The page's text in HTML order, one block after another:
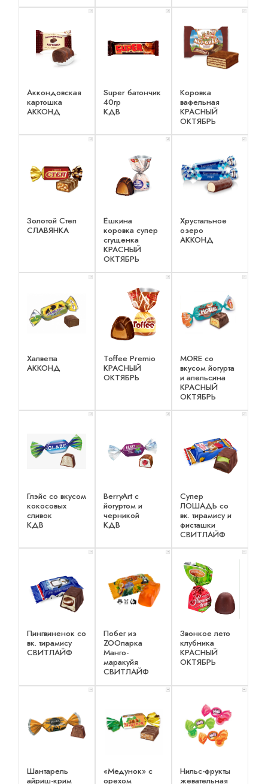
x 1
Аккондовская
картошка
АККОНД
x 1
Super батончик
40гр
КДВ
x 1
Коровка
вафельная
КРАСНЫЙ
ОКТЯБРЬ
x 1
Золотой Степ
СЛАВЯНКА
x 1
Ёшкина
коровка супер
сгущенка
КРАСНЫЙ
ОКТЯБРЬ
x 1
Хрустальное
озеро
АККОНД
x 1
Халветта
АККОНД
x 1
Toffee Premio
КРАСНЫЙ
ОКТЯБРЬ
x 1
MORE со
вкусом йогурта
и апельсина
КРАСНЫЙ
ОКТЯБРЬ
x 1
Глэйс со вкусом
кокосовых
сливок
КДВ
x 1
BerryArt c
йогуртом и
черникой
КДВ
x 1
Супер
ЛОШАДЬ со
вк. тирамису и
фисташки
СВИТЛАЙФ
x 1
Пингвиненок со
вк. тирамису
СВИТЛАЙФ
x 1
Побег из
ZOOпарка
Манго-
маракуйя
СВИТЛАЙФ
x 1
Звонкое лето
клубника
КРАСНЫЙ
ОКТЯБРЬ
x 1
Шантарель
айриш-крим
x 1
«Медунок» с
орехом
x 2
Нильс-фрукты
жевательная